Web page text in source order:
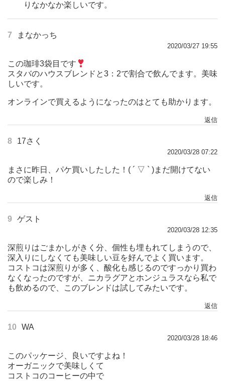
りなかなか楽しいです。
7 まなかっち
2020/03/27 19:55
この珈琲3袋目です
スタバのハウスブレンドと3：2で割合で飲んでます。美味
しいです。
オンラインで買えるようになったのはとても助かります。
返信
8 17さく
2020/03/28 07:22
まさに昨日、パケ買いしたした！( ´ ▽ ` )まだ開けてない
ので楽しみ！
返信
9 ゲスト
2020/03/28 12:35
深煎りはごまかしがきく分、個性も埋もれてしまうので、
深入りにしなくても美味しい豆を好んでよく買います。
コストコは深煎りが多く、酸化も感じるのですっかり買わ
なくなったのですが、ニカラグアとホンジュラスなら私で
も飲めるので、このブレンドは試してみたいです。
返信
10 WA
2020/03/28 18:46
このパッケージ、良いですよね！
オーガニックで美味しくて
コストコのコーヒーの中で